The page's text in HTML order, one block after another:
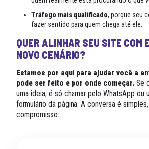
Tráfego mais qualificado, porque seu
fazer sentido para quem chega até ele.
QUER ALINHAR SEU SITE COM
NOVO CENÁRIO?
Estamos por aqui para ajudar você a
pode ser feito e por onde começar. Se
uma ideia, é só chamar pelo WhatsApp ou
formulário da página. A conversa é
compromisso.